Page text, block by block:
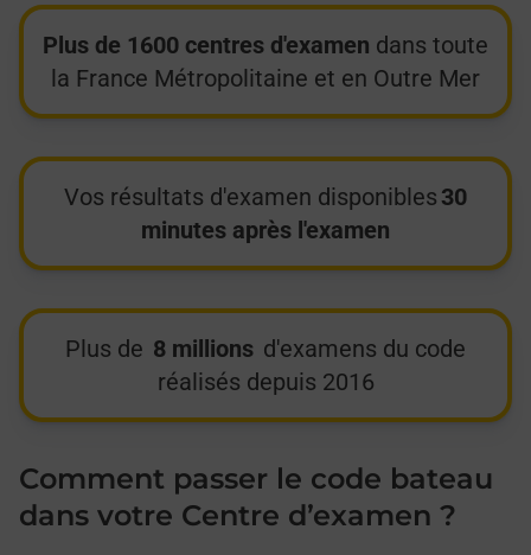
Plus de 1600 centres d'examen dans toute
la France Métropolitaine et en Outre Mer
Vos résultats d'examen disponibles 30
minutes après l'examen
Plus de 8 millions d'examens du code
réalisés depuis 2016
Comment passer le code bateau
dans votre Centre d’examen ?